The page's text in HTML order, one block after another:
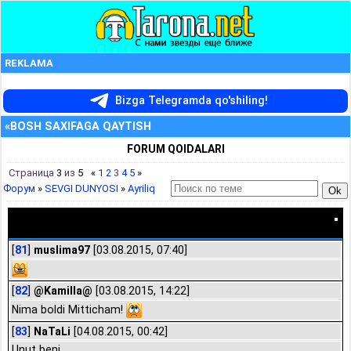
REKLAMA
Bizga Telegramda qo'shiling!
«BOSH SAXIFAGA QAYTISH
FORUM QOIDALARI
Страница 3 из 5 « 1 2 3 4 5 »
Форум » SEVGI DUNYOSI » Ayriliq
[81] muslima97 [03.08.2015, 07:40]
[82] @Kamilla@ [03.08.2015, 14:22]
Nima boldi Mitticham!
[83] NaTaLi [04.08.2015, 00:42]